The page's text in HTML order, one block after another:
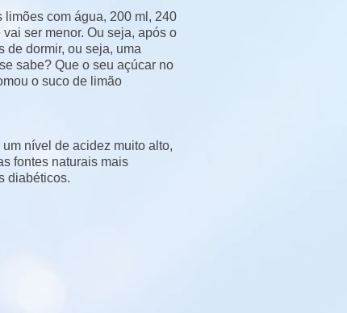
limões com água, 200 ml, 240
ser menor. Ou seja, após o
de dormir, ou seja, uma
sabe? Que o seu açúcar no
o suco de limão
nível de acidez muito alto,
fontes naturais mais
diabéticos.